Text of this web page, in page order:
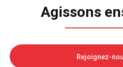
Agissons
Rejoignez-